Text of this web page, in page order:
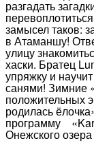
разгадать
замысел таков:
в Атаманшу!
улицу
хаски. Братец
упряжку и
санями! Зимние
положительных
родилась
программу
Онежского